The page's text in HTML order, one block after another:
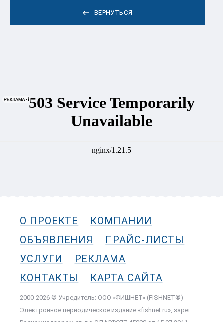
ВЕРНУТЬСЯ
О ПРОЕКТЕ
КОМПАНИИ
ОБЪЯВЛЕНИЯ
ПРАЙС-ЛИСТЫ
УСЛУГИ
РЕКЛАМА
КОНТАКТЫ
КАРТА САЙТА
2000-2026 © Учредитель: ООО «ФИШНЕТ» (FISHNET®)
Электронное периодическое издание «fishnet.ru», зарег.